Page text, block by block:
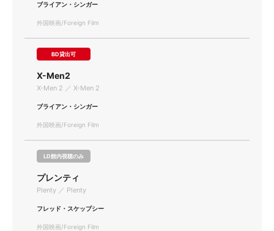
ブライアン・シンガー
外国映画/Foreign Film
BD貸出可
X-Men2
X-Men 2 ／ X-Men 2
ブライアン・シンガー
外国映画/Foreign Film
LD館内視聴のみ
プレンティ
Plenty ／ Plenty
フレッド・スケップシー
外国映画/Foreign Film